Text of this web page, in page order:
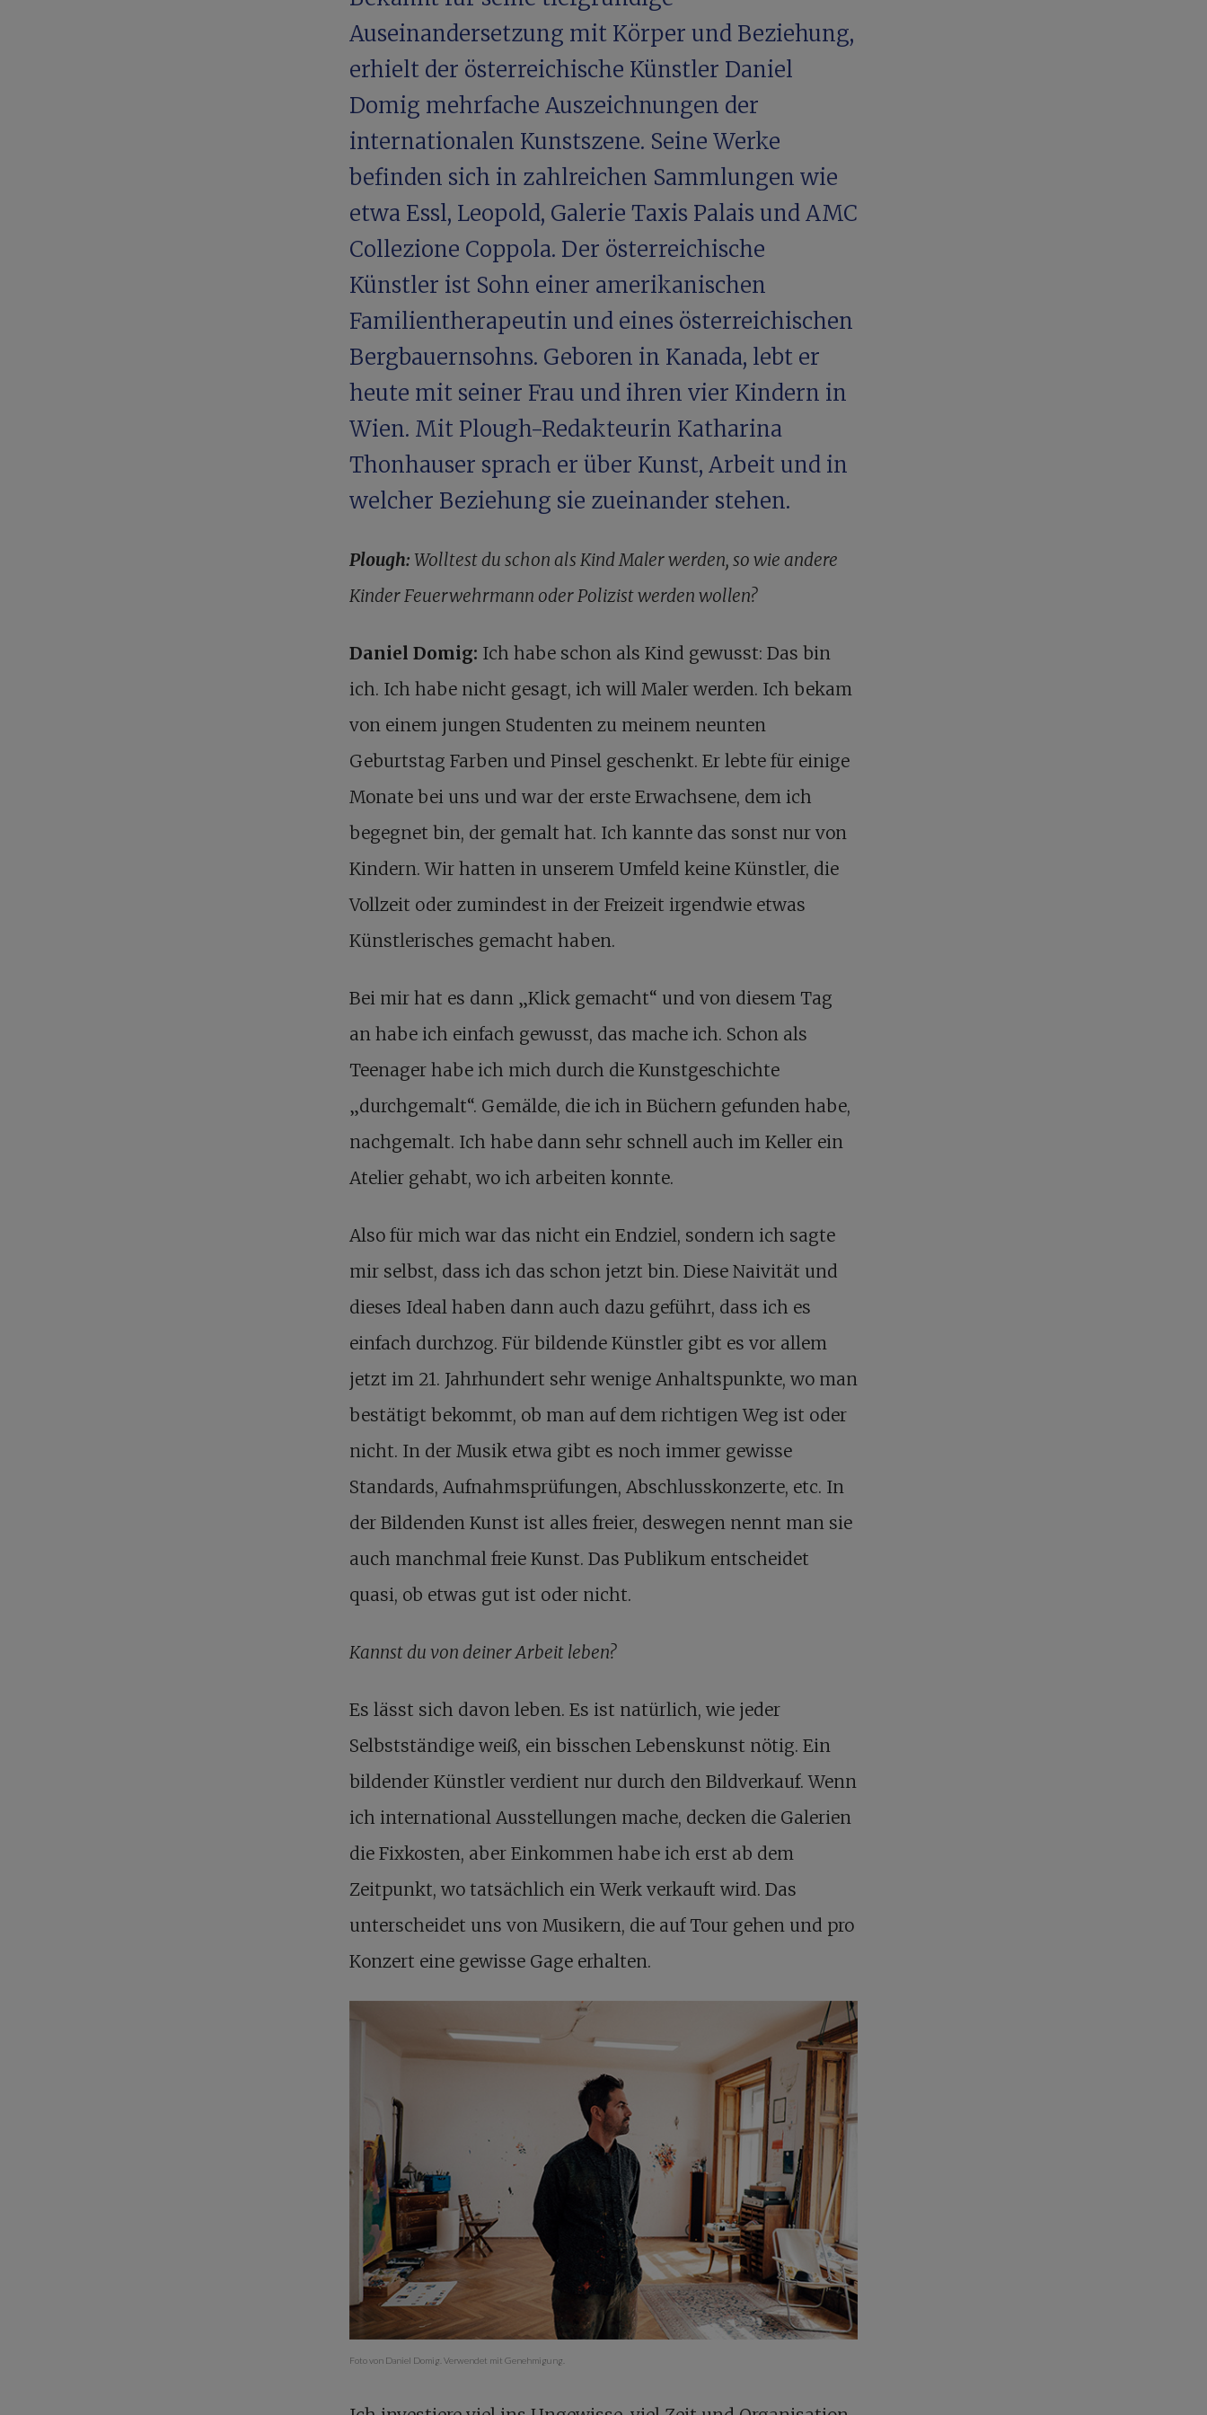
Auseinandersetzung mit Körper und Beziehung,
erhielt der österreichische Künstler Daniel
Domig mehrfache Auszeichnungen der
internationalen Kunstszene. Seine Werke
befinden sich in zahlreichen Sammlungen wie
etwa Essl, Leopold, Galerie Taxis Palais und AMC
Collezione Coppola. Der österreichische
Künstler ist Sohn einer amerikanischen
Familientherapeutin und eines österreichischen
Bergbauernsohns. Geboren in Kanada, lebt er
heute mit seiner Frau und ihren vier Kindern in
Wien. Mit Plough-Redakteurin Katharina
Thonhauser sprach er über Kunst, Arbeit und in
welcher Beziehung sie zueinander stehen.
Plough: Wolltest du schon als Kind Maler werden, so wie andere
Kinder Feuerwehrmann oder Polizist werden wollen?
Daniel Domig: Ich habe schon als Kind gewusst: Das bin
ich. Ich habe nicht gesagt, ich will Maler werden. Ich bekam
von einem jungen Studenten zu meinem neunten
Geburtstag Farben und Pinsel geschenkt. Er lebte für einige
Monate bei uns und war der erste Erwachsene, dem ich
begegnet bin, der gemalt hat. Ich kannte das sonst nur von
Kindern. Wir hatten in unserem Umfeld keine Künstler, die
Vollzeit oder zumindest in der Freizeit irgendwie etwas
Künstlerisches gemacht haben.
Bei mir hat es dann „Klick gemacht“ und von diesem Tag
an habe ich einfach gewusst, das mache ich. Schon als
Teenager habe ich mich durch die Kunstgeschichte
„durchgemalt“. Gemälde, die ich in Büchern gefunden habe,
nachgemalt. Ich habe dann sehr schnell auch im Keller ein
Atelier gehabt, wo ich arbeiten konnte.
Also für mich war das nicht ein Endziel, sondern ich sagte
mir selbst, dass ich das schon jetzt bin. Diese Naivität und
dieses Ideal haben dann auch dazu geführt, dass ich es
einfach durchzog. Für bildende Künstler gibt es vor allem
jetzt im 21. Jahrhundert sehr wenige Anhaltspunkte, wo man
bestätigt bekommt, ob man auf dem richtigen Weg ist oder
nicht. In der Musik etwa gibt es noch immer gewisse
Standards, Aufnahmsprüfungen, Abschlusskonzerte, etc. In
der Bildenden Kunst ist alles freier, deswegen nennt man sie
auch manchmal freie Kunst. Das Publikum entscheidet
quasi, ob etwas gut ist oder nicht.
Kannst du von deiner Arbeit leben?
Es lässt sich davon leben. Es ist natürlich, wie jeder
Selbstständige weiß, ein bisschen Lebenskunst nötig. Ein
bildender Künstler verdient nur durch den Bildverkauf. Wenn
ich international Ausstellungen mache, decken die Galerien
die Fixkosten, aber Einkommen habe ich erst ab dem
Zeitpunkt, wo tatsächlich ein Werk verkauft wird. Das
unterscheidet uns von Musikern, die auf Tour gehen und pro
Konzert eine gewisse Gage erhalten.
Foto von Daniel Domig. Verwendet mit Genehmigung.